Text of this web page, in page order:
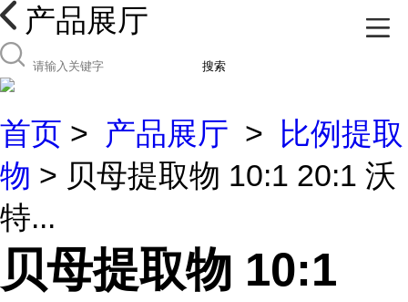
产品展厅
搜索
首页 > 产品展厅 >
比例提取
物 > 贝母提取物 10:1 20:1 沃
特...
贝母提取物 10:1